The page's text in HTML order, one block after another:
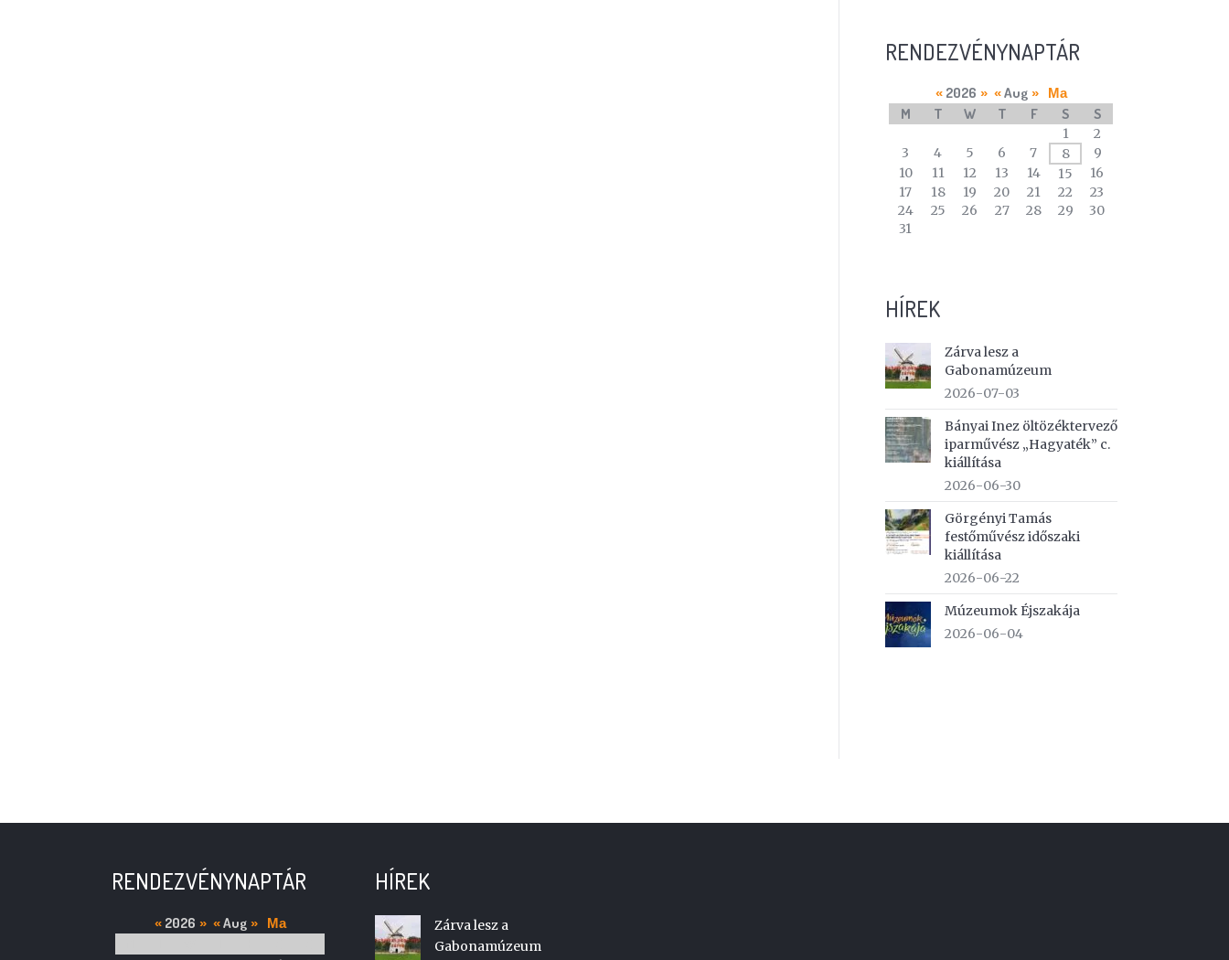
RENDEZVÉNYNAPTÁR
calendar
of
events
« 2026 » « Aug » Ma
M T W T F S S
1
2
3
4 5 6 7 8
9
10
11 12 13 14 15
16
17
18 19 20 21 22
23
24
25 26 27 28 29
30
31
HÍREK
Zárva lesz a
Gabonamúzeum
2026-07-03
Bányai Inez öltözéktervező
iparművész „Hagyaték” c.
kiállítása
2026-06-30
Görgényi Tamás
festőművész időszaki
kiállítása
2026-06-22
Múzeumok Éjszakája
2026-06-04
RENDEZVÉNYNAPTÁR
« 2026 » « Aug » Ma
HÍREK
Zárva lesz a
Gabonamúzeum